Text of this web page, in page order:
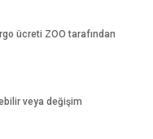
ücreti ZOO tarafından
veya değişim